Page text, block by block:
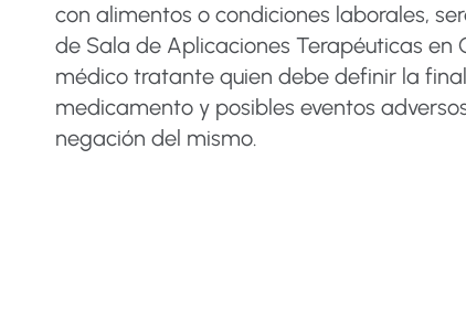
con alimentos o condiciones laborales,
de Sala de Aplicaciones Terapéuticas en
médico tratante quien debe definir la
medicamento y posibles eventos
negación del mismo.